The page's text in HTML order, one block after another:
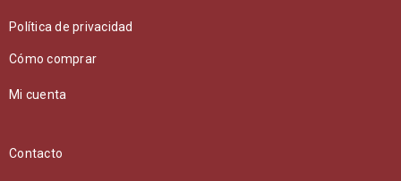
Política de privacidad
Cómo comprar
Mi cuenta
Contacto